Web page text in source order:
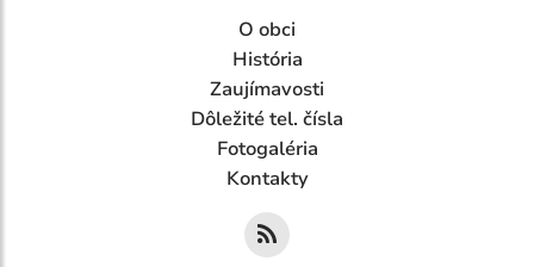
O obci
História
Zaujímavosti
Dôležité tel. čísla
Fotogaléria
Kontakty